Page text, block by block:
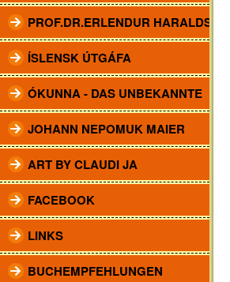
PROF.DR.ERLENDUR HARALDSSON
ÍSLENSK ÚTGÁFA
ÓKUNNA - DAS UNBEKANNTE
JOHANN NEPOMUK MAIER
ART BY CLAUDI JA
FACEBOOK
LINKS
BUCHEMPFEHLUNGEN